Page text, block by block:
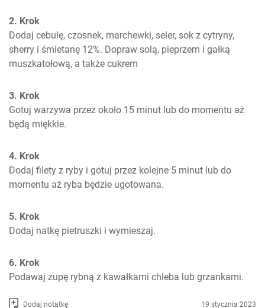
2. Krok
Dodaj cebulę, czosnek, marchewki, seler, sok z cytryny,
sherry i śmietanę 12%. Dopraw solą, pieprzem i gałką
muszkatołową, a także cukrem
3. Krok
Gotuj warzywa przez około 15 minut lub do momentu aż
będą miękkie.
4. Krok
Dodaj filety z ryby i gotuj przez kolejne 5 minut lub do
momentu aż ryba będzie ugotowana.
5. Krok
Dodaj natkę pietruszki i wymieszaj.
6. Krok
Podawaj zupę rybną z kawałkami chleba lub grzankami.
Dodaj notatkę 19 stycznia 2023